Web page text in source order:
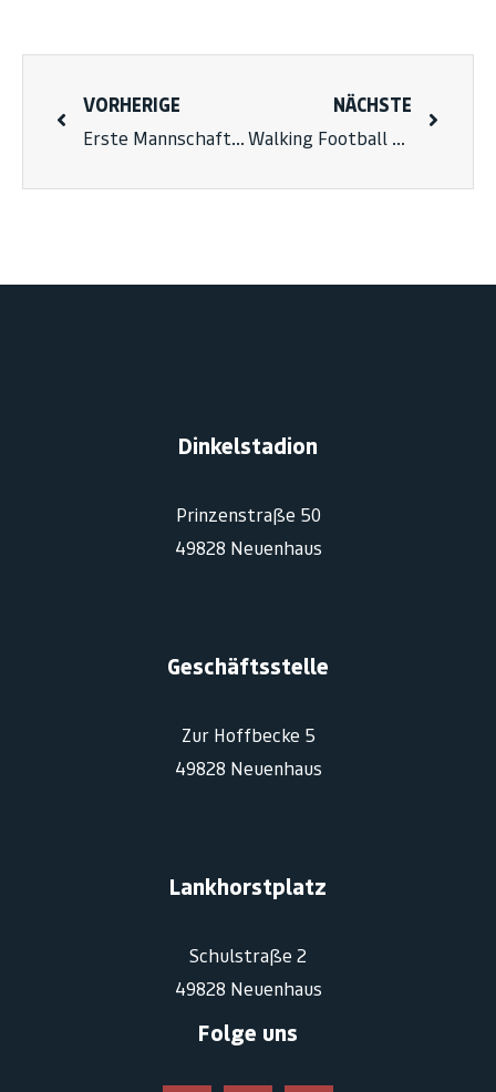
VORHERIGE
Erste Mannschaft feiert Bezirksliga-Klassenerhalt nach starker Rückserie
NÄCHSTE
Walking Football – Neue Trendsportart bei Borussia
Dinkelstadion
Prinzenstraße 50
49828 Neuenhaus
Geschäftsstelle
Zur Hoffbecke 5
49828 Neuenhaus
Lankhorstplatz
Schulstraße 2
49828 Neuenhaus
Folge uns